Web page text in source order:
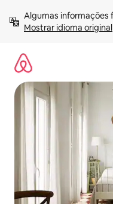
para
Mostrar idioma original